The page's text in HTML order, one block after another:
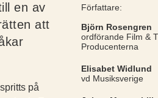
en av
att
på
Författare:
Björn Rosengren
ordförande Film &
Producenterna
Elisabet Widlund
vd Musiksverige